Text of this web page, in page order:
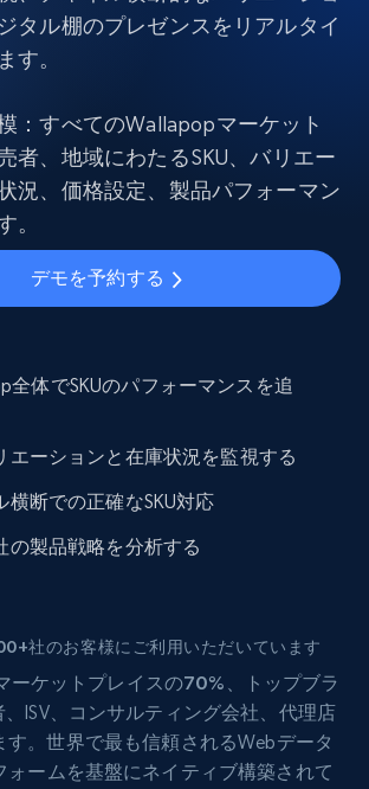
タル棚のプレゼンスをリアルタイ
す。
：すべてのWallapopマーケット
者、地域にわたるSKU、バリエー
況、価格設定、製品パフォーマン
。
デモを予約する
全体でSKUのパフォーマンスを追
エーションと在庫状況を監視する
横断での正確なSKU対応
の製品戦略を分析する
社のお客様にご利用いただいています
ーケットプレイスの70% 、トップブラ
ISV、コンサルティング会社、代理店
す。世界で最も信頼されるWebデータ
ォームを基盤にネイティブ構築されて